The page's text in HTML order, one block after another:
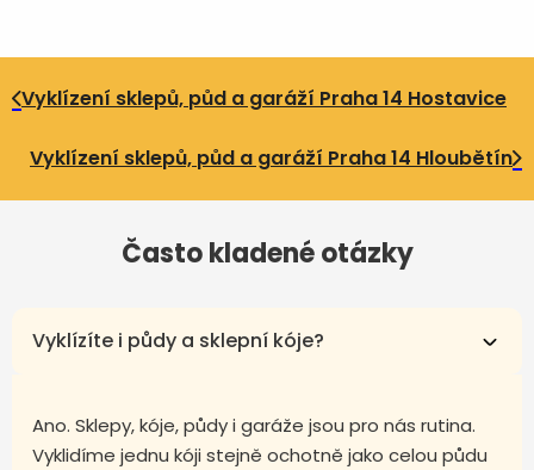
Vyklízení sklepů, půd a garáží Praha 14 Hostavice
Vyklízení sklepů, půd a garáží Praha 14 Hloubětín
Často kladené otázky
Vyklízíte i půdy a sklepní kóje?
Ano. Sklepy, kóje, půdy i garáže jsou pro nás rutina.
Vyklidíme jednu kóji stejně ochotně jako celou půdu